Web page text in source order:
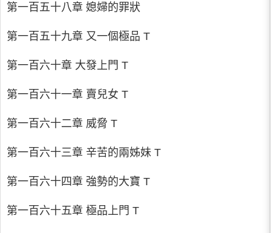
第一百五十八章 媳婦的罪狀
第一百五十九章 又一個極品 T
第一百六十章 大發上門 T
第一百六十一章 賣兒女 T
第一百六十二章 威脅 T
第一百六十三章 辛苦的兩姊妹 T
第一百六十四章 強勢的大寶 T
第一百六十五章 極品上門 T